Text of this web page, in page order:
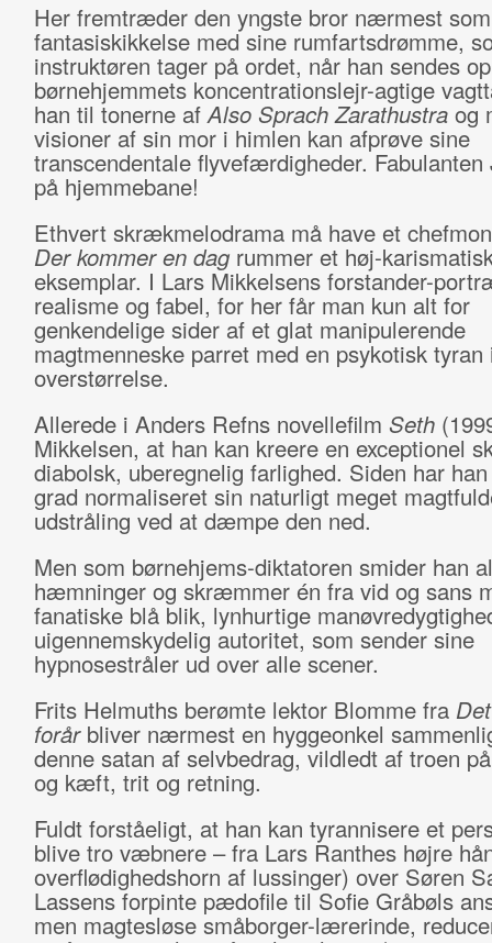
Her fremtræder den yngste bror nærmest
fantasiskikkelse med sine rumfartsdrømme,
instruktøren tager på ordet, når han sendes
børnehjemmets koncentrationslejr-agtige
han til tonerne afAlso Sprach Zarathustraog
visioner af sin mor i himlen kan afprøve sine
transcendentale flyvefærdigheder. Fabulanten
på hjemmebane!
Ethvert skrækmelodrama må have et
Der kommer en dagrummer et høj-
eksemplar. I Lars Mikkelsens forstander-
realisme og fabel, for her får man kun alt for
genkendelige sider af et glat manipulerende
magtmenneske parret med en psykotisk tyran
overstørrelse.
Allerede i Anders Refns novellefilm Seth
Mikkelsen, at han kan kreere en exceptionel
diabolsk, uberegnelig farlighed. Siden har
grad normaliseret sin naturligt meget
udstråling ved at dæmpe den ned.
Men som børnehjems-diktatoren smider han
hæmninger og skræmmer én fra vid og sans
fanatiske blå blik, lynhurtige
uigennemskydelig autoritet, som sender sine
hypnosestråler ud over alle scener.
Frits Helmuths berømte lektor Blomme fra
forårbliver nærmest en hyggeonkel
denne satan af selvbedrag, vildledt af troen på
og kæft, trit og retning.
Fuldt forståeligt, at han kan tyrannisere et
blive tro væbnere – fra Lars Ranthes højre
overflødighedshorn af lussinger) over Søren
Lassens forpinte pædofile til Sofie Gråbøls
men magtesløse småborger-lærerinde,